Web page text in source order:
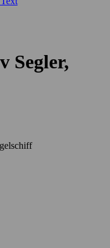
Segler,